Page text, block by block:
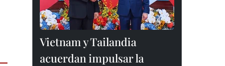
Vietnam y Tailandia
acuerdan impulsar la